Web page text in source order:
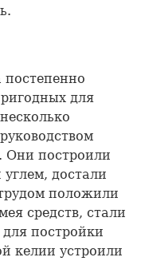
постепенно
для
построили
достали
положили
средств, стали
постройки
келии устроили